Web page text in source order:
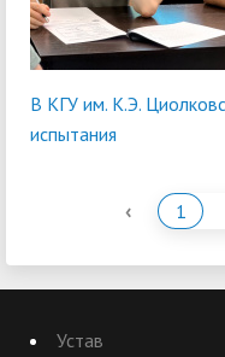
В КГУ им. К.Э.
испытания
‹ 1
Устав